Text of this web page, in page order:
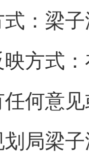
：梁
方式
何意
局梁